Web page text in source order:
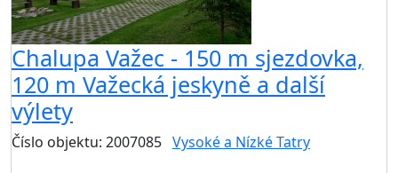
Chalupa Važec - 150 m sjezdovka,
120 m Važecká jeskyně a další
výlety
Číslo objektu: 2007085 Vysoké a Nízké Tatry